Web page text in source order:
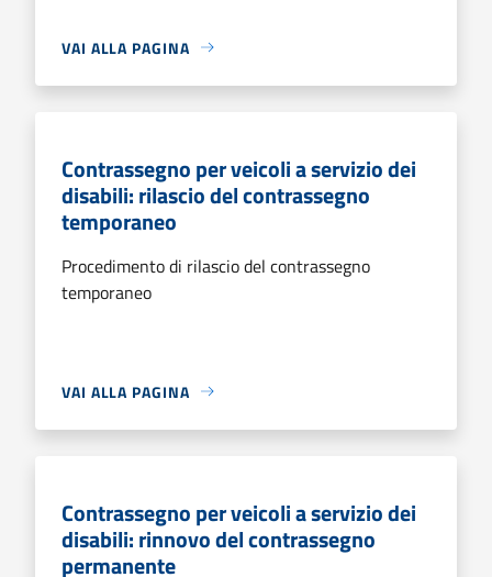
VAI ALLA PAGINA
Contrassegno per veicoli a servizio dei
disabili: rilascio del contrassegno
temporaneo
Procedimento di rilascio del contrassegno
temporaneo
VAI ALLA PAGINA
Contrassegno per veicoli a servizio dei
disabili: rinnovo del contrassegno
permanente